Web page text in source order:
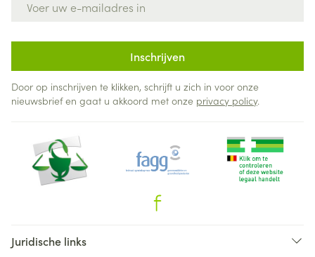
Inschrijven
Door op inschrijven te klikken, schrijft u zich in voor onze
nieuwsbrief en gaat u akkoord met onze privacy policy.
Juridische links